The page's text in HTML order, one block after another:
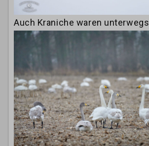
Auch Kraniche waren unterwegs